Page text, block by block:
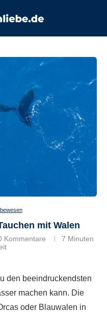
mit Walen
Kommentare
7 Minuten
den beeindruckendsten
machen kann. Die
oder Blauwalen in